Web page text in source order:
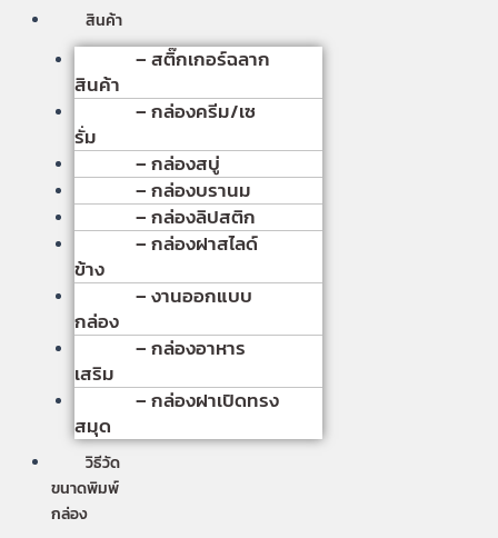
สินค้า
– สติ๊กเกอร์ฉลาก
สินค้า
– กล่องครีม/เซ
รั่ม
– กล่องสบู่
– กล่องบรานม
– กล่องลิปสติก
– กล่องฝาสไลด์
ข้าง
– งานออกแบบ
กล่อง
– กล่องอาหาร
เสริม
– กล่องฝาเปิดทรง
สมุด
วิธีวัด
ขนาดพิมพ์
กล่อง